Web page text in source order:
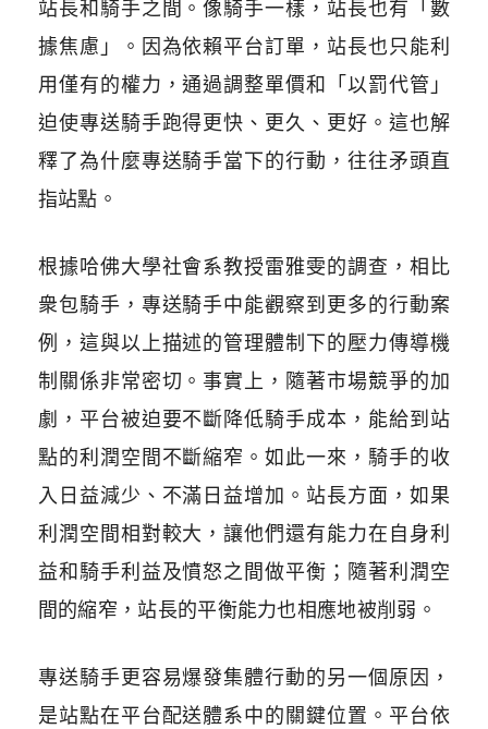
站長和騎手之間。像騎手一樣，站長也有「數
據焦慮」。因為依賴平台訂單，站長也只能利
用僅有的權力，通過調整單價和「以罰代管」
迫使專送騎手跑得更快、更久、更好。這也解
釋了為什麼專送騎手當下的行動，往往矛頭直
指站點。
根據哈佛大學社會系教授雷雅雯的調查，相比
衆包騎手，專送騎手中能觀察到更多的行動案
例，這與以上描述的管理體制下的壓力傳導機
制關係非常密切。事實上，隨著市場競爭的加
劇，平台被迫要不斷降低騎手成本，能給到站
點的利潤空間不斷縮窄。如此一來，騎手的收
入日益減少、不滿日益增加。站長方面，如果
利潤空間相對較大，讓他們還有能力在自身利
益和騎手利益及憤怒之間做平衡；隨著利潤空
間的縮窄，站長的平衡能力也相應地被削弱。
專送騎手更容易爆發集體行動的另一個原因，
是站點在平台配送體系中的關鍵位置。平台依